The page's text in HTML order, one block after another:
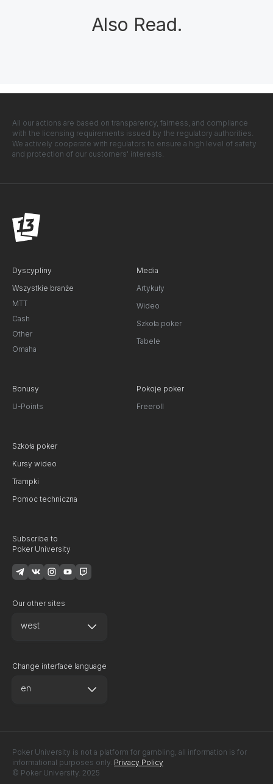
Also Read.
All our actions are based on transparency, fairness, and compliance
with the licensing requirements issued by the regulatory authorities.
We actively cooperate with regulators to ensure a high level of safety
and protection of our customers' interests.
Dyscypliny
Wszystkie branże
MTT
Cash
Other
Omaha
Media
Artykuły
Wideo
Szkoła poker
Tabele
Bonusy
U-Points
Pokoje poker
Freeroll
Szkoła poker
Kursy wideo
Trampki
Pomoc techniczna
Subscribe to
Poker University
Our other sites
west
Change interface language
en
© Poker University. 2025
Poker University is not a platform for gambling, all information is for
informational purposes only. Privacy Policy